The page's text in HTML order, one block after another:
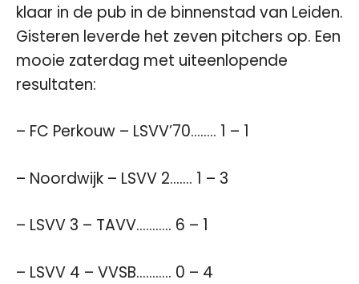
klaar in de pub in de binnenstad van Leiden.
Gisteren leverde het zeven pitchers op. Een
mooie zaterdag met uiteenlopende
resultaten:
– FC Perkouw – LSVV’70…….. 1 – 1
– Noordwijk – LSVV 2……. 1 – 3
– LSVV 3 – TAVV……….. 6 – 1
– LSVV 4 – VVSB……….. 0 – 4